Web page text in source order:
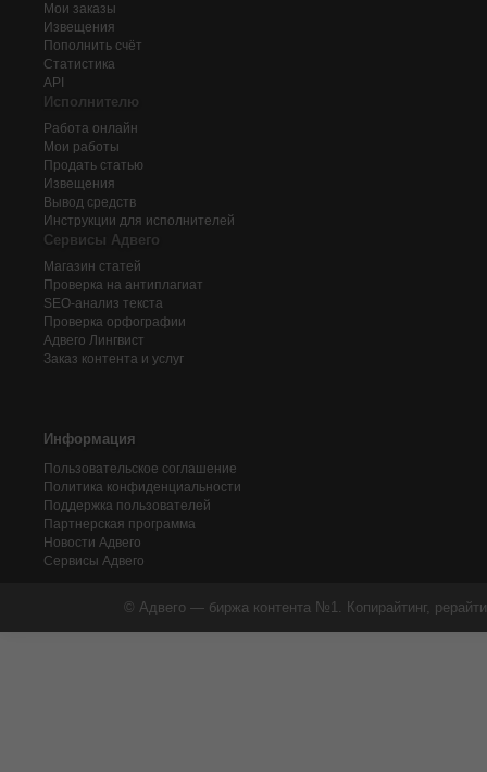
Мои заказы
Извещения
Пополнить счёт
Статистика
API
Исполнителю
Работа онлайн
Мои работы
Продать статью
Извещения
Вывод средств
Инструкции для исполнителей
Сервисы Адвего
Магазин статей
Проверка на антиплагиат
SEO-анализ текста
Проверка орфографии
Адвего Лингвист
Заказ контента и услуг
Информация
Пользовательское соглашение
Политика конфиденциальности
Поддержка пользователей
Партнерская программа
Новости Адвего
Сервисы Адвего
© Адвего — биржа контента №1. Копирайтинг,